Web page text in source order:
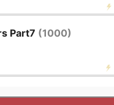
Part7 (1000)